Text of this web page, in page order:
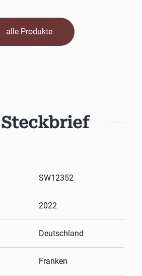
alle Produkte
Steckbrief
SW12352
2022
Deutschland
Franken